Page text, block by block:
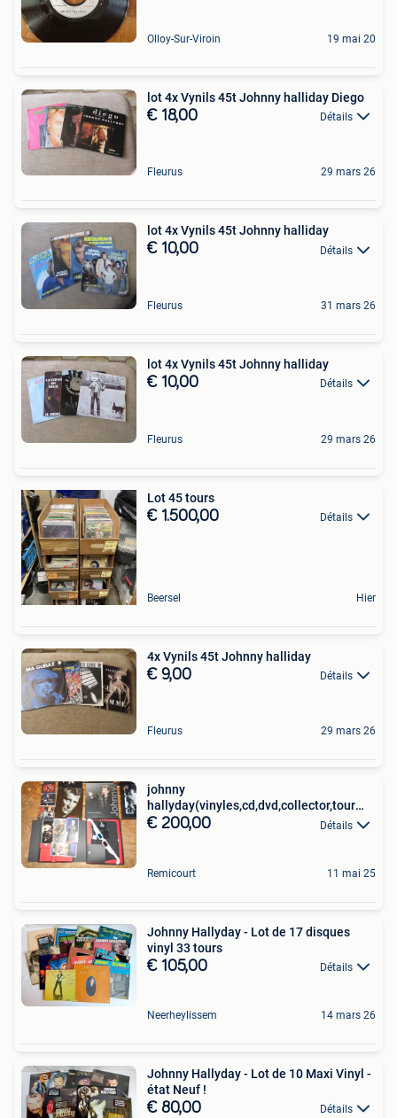
Olloy-Sur-Viroin 19 mai 20
lot 4x Vynils 45t Johnny halliday Diego
€ 18,00 Détails
Fleurus 29 mars 26
lot 4x Vynils 45t Johnny halliday
€ 10,00 Détails
Fleurus 31 mars 26
lot 4x Vynils 45t Johnny halliday
€ 10,00 Détails
Fleurus 29 mars 26
Lot 45 tours
€ 1.500,00 Détails
Beersel Hier
4x Vynils 45t Johnny halliday
€ 9,00 Détails
Fleurus 29 mars 26
johnny
hallyday(vinyles,cd,dvd,collector,tour
66,année vogue
€ 200,00 Détails
Remicourt 11 mai 25
Johnny Hallyday - Lot de 17 disques
vinyl 33 tours
€ 105,00 Détails
Neerheylissem 14 mars 26
Johnny Hallyday - Lot de 10 Maxi Vinyl -
état Neuf !
€ 80,00 Détails